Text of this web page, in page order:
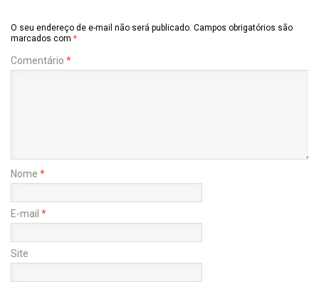
O seu endereço de e-mail não será publicado. Campos obrigatórios são
marcados com *
Comentário *
Nome *
E-mail *
Site